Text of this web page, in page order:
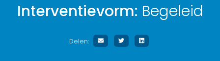
Interventievorm: Begeleid
Delen: